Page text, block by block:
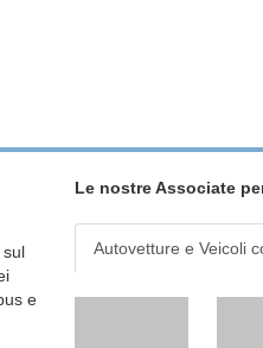
sul
e
Le nostre Associate
Autovetture e Veicoli